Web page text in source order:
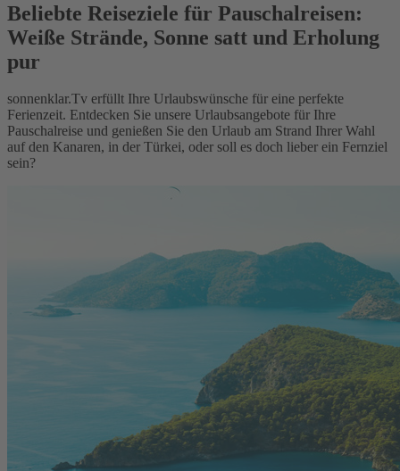
Beliebte Reiseziele für Pauschalreisen:
Weiße Strände, Sonne satt und Erholung
pur
sonnenklar.Tv erfüllt Ihre Urlaubswünsche für eine perfekte
Ferienzeit. Entdecken Sie unsere Urlaubsangebote für Ihre
Pauschalreise und genießen Sie den Urlaub am Strand Ihrer Wahl
auf den Kanaren, in der Türkei, oder soll es doch lieber ein Fernziel
sein?